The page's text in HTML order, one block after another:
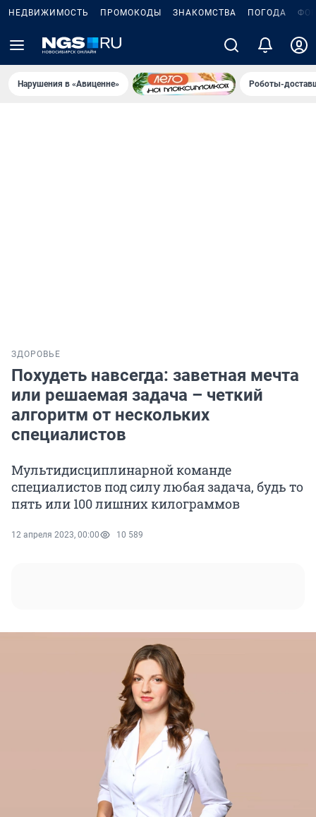
НЕДВИЖИМОСТЬ ПРОМОКОДЫ ЗНАКОМСТВА ПОГОДА
Нарушения в «Авиценне» Роботы-
ЗДОРОВЬЕ
Похудеть навсегда: заветная мечта
или решаемая задача – четкий
алгоритм от нескольких
специалистов
Мультидисциплинарной команде
специалистов под силу любая задача, будь то
пять или 100 лишних килограммов
12 апреля 2023, 00:00 10 589